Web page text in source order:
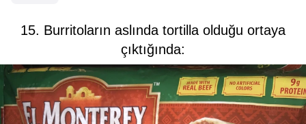
15. Burritoların aslında tortilla olduğu ortaya
çıktığında: